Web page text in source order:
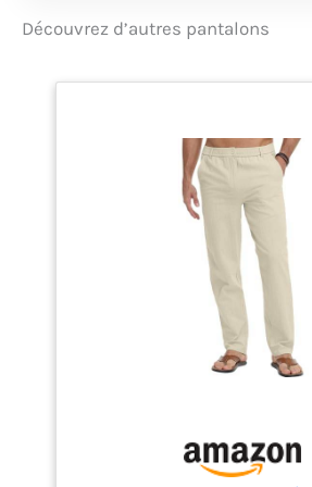
permettent
de
chasse et
activités
difficiles
genoux.
PARFAITE :
Revolution
pantalons
sans être
Découvrez d’autres pantalons